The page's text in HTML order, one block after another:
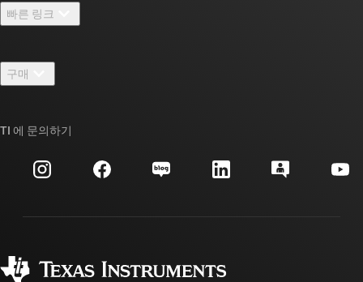
채용
뉴스룸
이벤트
투자 관계
빠른 링크
TI E2E™ 설계 지원 포럼
대체품 검색
고객 지원 센터
myTI 계정 FAQ
구매
주문 FAQ
TI 에 문의하기